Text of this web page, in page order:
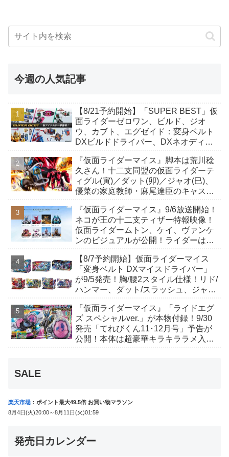
今週の人気記事
【8/21予約開始】「SUPER BEST」仮
面ライダーゼロワン、ビルド、ジオ
ウ、カブト、エグゼイド：変身ベルト
DXビルドドライバー、DXネオディケ
か12点！
『仮面ライダーマイス』脚本は荒川稔
久さん！十二支同盟の仮面ライダーテ
ィグル(寅)／ダット(卯)／ジャオ(巳)、
優菜の家庭教師・麻尾達臣のキャスト
んも変身！
『仮面ライダーマイス』9/6放送開始！
ネコが王の十二支ティザー特報映像！
仮面ライダームトン、ケイ、ヴァンケ
ンのビジュアルが公開！ライダーは子
【8/7予約開始】仮面ライダーマイス
「変身ベルト DXマイスドライバー」
が9/5発売！胸/腰2スタイル仕様！リド/
ハンマー、ダット/スラッシュ、ジャ
クルも！
『仮面ライダーマイス』「ライドエグ
ズ スペシャルver.」が本物付録！9/30
発売「てれびくん11･12月号」予告が
公開！本体は超豪華キラキララメ入
SALE
楽天市場 ：ポイント最大49.5倍 お買い物マラソン
8月4日(火)20:00～8月11日(火)01:59
発売日カレンダー